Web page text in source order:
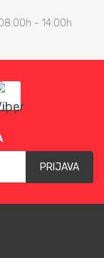
- 14:00h
PRIJAVA